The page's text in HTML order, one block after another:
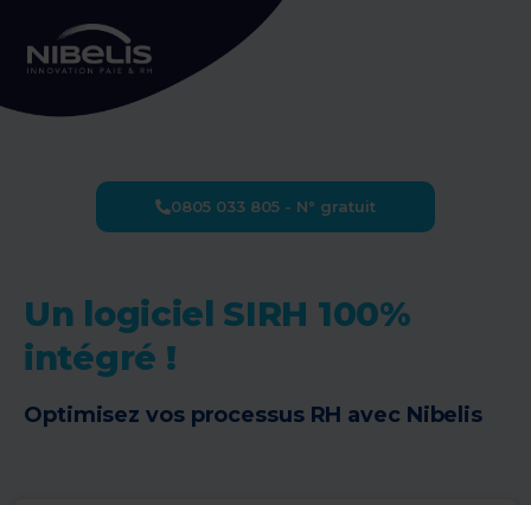
0805 033 805 - N° gratuit
Un logiciel SIRH 100%
intégré !
Optimisez vos processus RH avec Nibelis